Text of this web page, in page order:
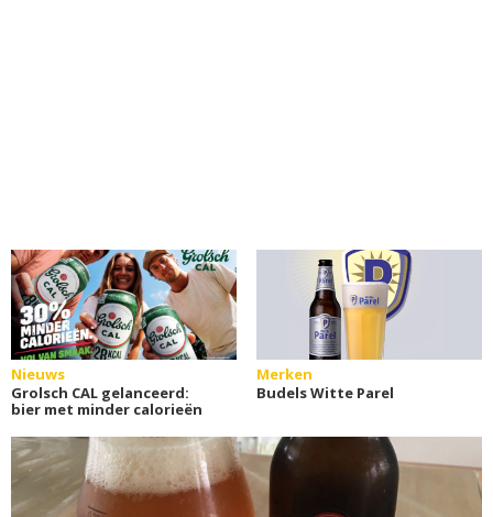
Nieuws
Grolsch CAL gelanceerd:
bier met minder calorieën
Merken
Budels Witte Parel